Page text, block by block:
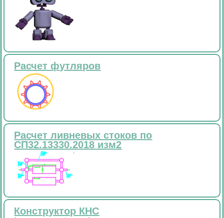
Расчет футляров
Расчет ливневых стоков по
СП32.13330.2018 изм2
Конструктор КНС